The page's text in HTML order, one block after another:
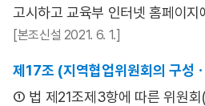
고시하고 교육부 인터넷 홈페이지
[본조신설 2021. 6. 1.]
제17조 (지역협업위원회의 구성
① 법 제21조제3항에 따른 위원회